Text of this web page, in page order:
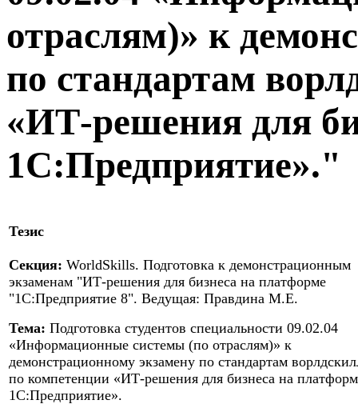
отраслям)» к
по стандартам
«ИТ-решения для
1С:Предприятие»."
Тезис
Секция: WorldSkills. Подготовка к демонстрационным
экзаменам "ИТ-решения для бизнеса на платформе
"1С:Предприятие 8". Ведущая: Правдина М.Е.
Тема: Подготовка студентов специальности 09.02.04
«Информационные системы (по отраслям)» к
демонстрационному экзамену по стандартам
по компетенции «ИТ-решения для бизнеса на
1С:Предприятие».